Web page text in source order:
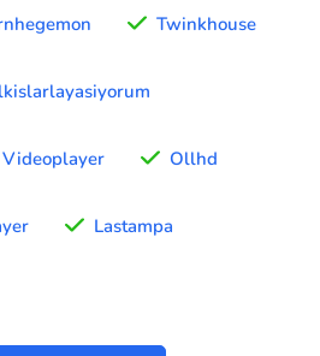
Twinkhouse
Videoplayer Ollhd
Lastampa